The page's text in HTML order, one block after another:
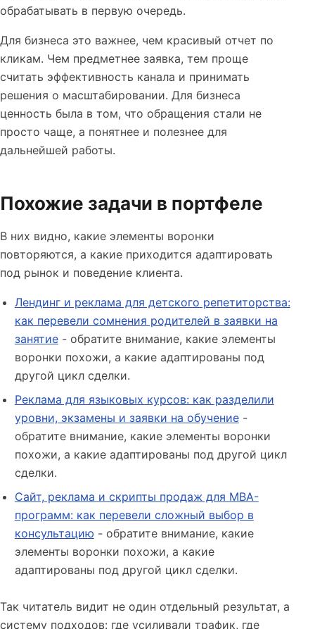
обрабатывать в первую очередь.
Для бизнеса это важнее, чем красивый отчет по
кликам. Чем предметнее заявка, тем проще
считать эффективность канала и принимать
решения о масштабировании. Для бизнеса
ценность была в том, что обращения стали не
просто чаще, а понятнее и полезнее для
дальнейшей работы.
Похожие задачи в портфеле
В них видно, какие элементы воронки
повторяются, а какие приходится адаптировать
под рынок и поведение клиента.
Лендинг и реклама для детского репетиторства:
как перевели сомнения родителей в заявки на
занятие- обратите внимание, какие элементы
воронки похожи, а какие адаптированы под
другой цикл сделки.
Реклама для языковых курсов: как разделили
уровни, экзамены и заявки на обучение-
обратите внимание, какие элементы воронки
похожи, а какие адаптированы под другой цикл
сделки.
Сайт, реклама и скрипты продаж для MBA-
программ: как перевели сложный выбор в
консультацию - обратите внимание, какие
элементы воронки похожи, а какие
адаптированы под другой цикл сделки.
Так читатель видит не один отдельный результат, а
систему подходов: где усиливали трафик, где